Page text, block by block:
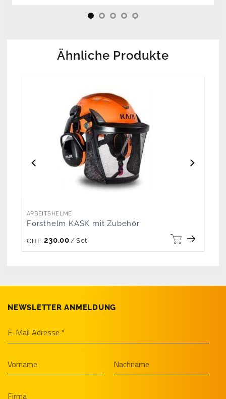
Ähnliche Produkte
ARBEITSHELME
Forsthelm KASK mit Zubehör
CHF 230.00 / Set
NEWSLETTER ANMELDUNG